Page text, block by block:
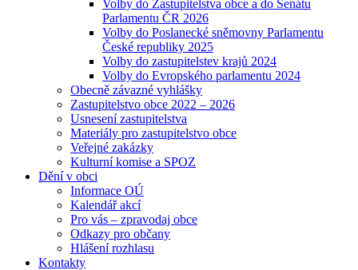
Volby do Zastupitelstva obce a do Senátu
Parlamentu ČR 2026
Volby do Poslanecké sněmovny Parlamentu
České republiky 2025
Volby do zastupitelstev krajů 2024
Volby do Evropského parlamentu 2024
Obecně závazné vyhlášky
Zastupitelstvo obce 2022 – 2026
Usnesení zastupitelstva
Materiály pro zastupitelstvo obce
Veřejné zakázky
Kulturní komise a SPOZ
Dění v obci
Informace OÚ
Kalendář akcí
Pro vás – zpravodaj obce
Odkazy pro občany
Hlášení rozhlasu
Kontakty